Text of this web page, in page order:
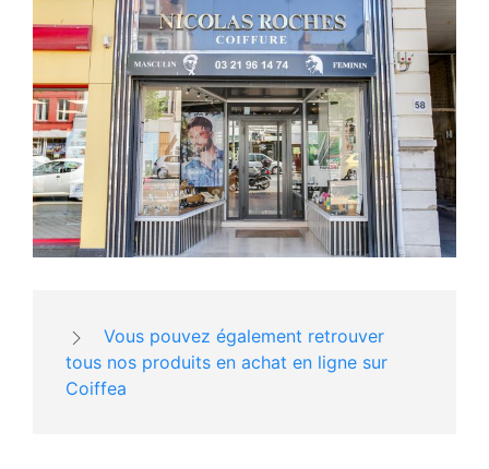
Vous pouvez également retrouver
tous nos produits en achat en ligne sur
Coiffea